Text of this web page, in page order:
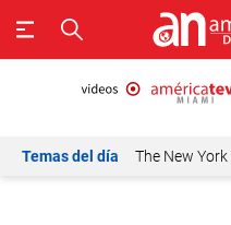
Temas del día The New